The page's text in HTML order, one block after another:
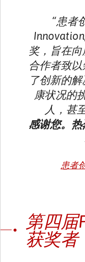
“患者
奖，旨在
合作者致
了创新的
康状况的
人，甚
感谢您。
患者
第四届
获奖者